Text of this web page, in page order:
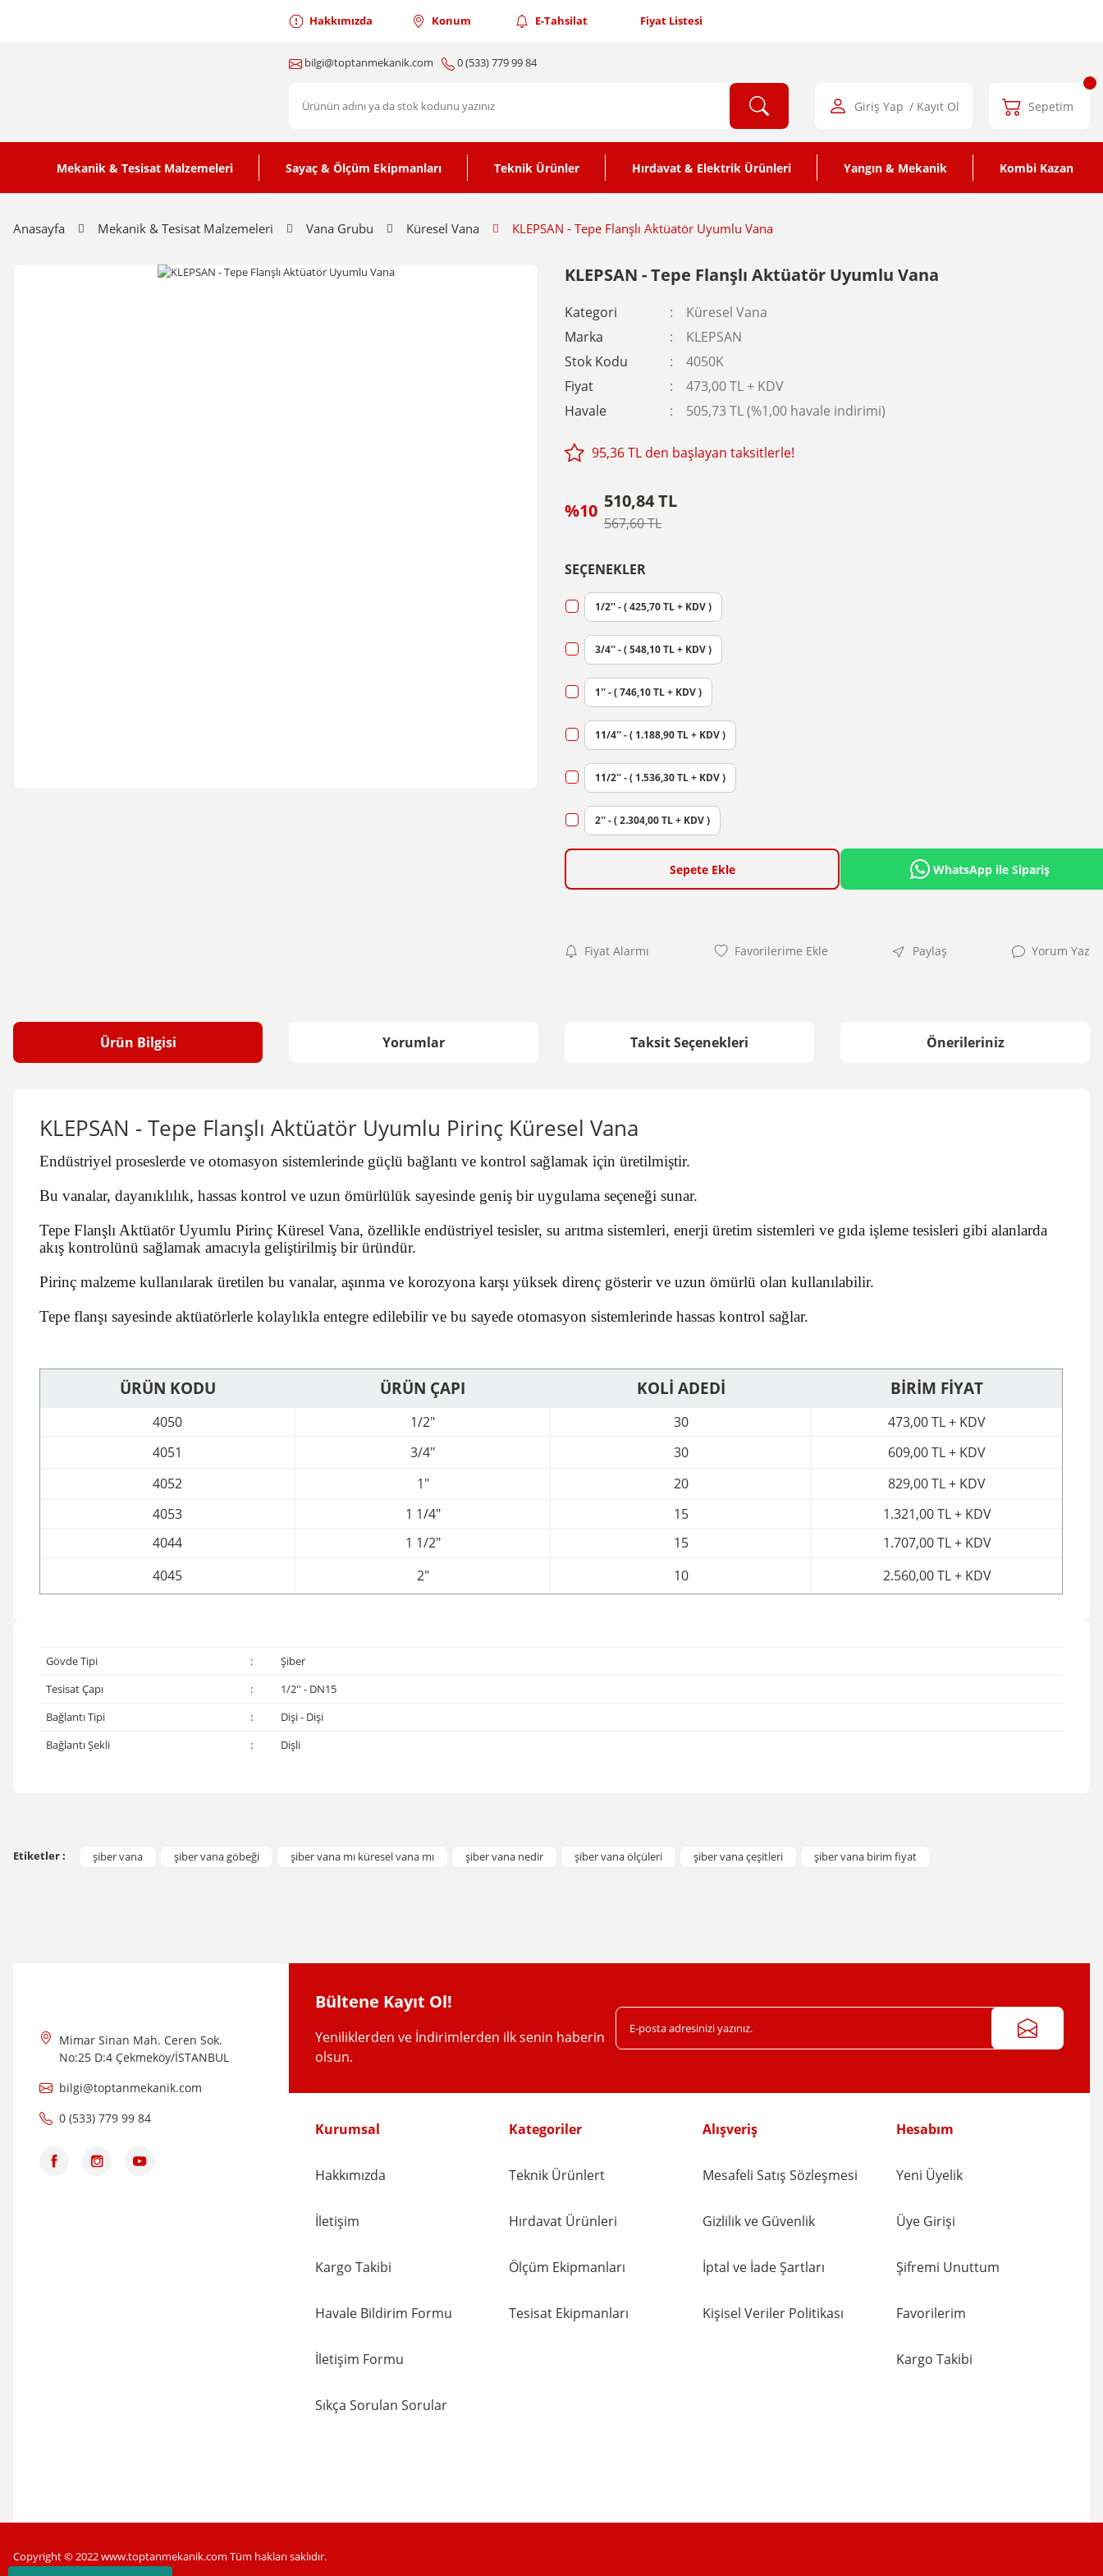
Hakkımızda Konum E-Tahsilat Fiyat Listesi
bilgi@toptanmekanik.com 0 (533) 779 99 84
Giriş Yap / Kayıt Ol Sepetim
Mekanik & Tesisat Malzemeleri Sayaç & Ölçüm Ekipmanları Teknik Ürünler Hırdavat & Elektrik Ürünleri Yangın & Mekanik Kombi Kazan
Anasayfa Mekanik & Tesisat Malzemeleri Vana Grubu Küresel Vana KLEPSAN - Tepe Flanşlı Aktüatör Uyumlu Vana
KLEPSAN - Tepe Flanşlı Aktüatör Uyumlu Vana
Kategori
Küresel Vana
Marka
KLEPSAN
Stok Kodu
4050K
Fiyat
473,00 TL + KDV
Havale
505,73 TL (%1,00 havale indirimi)
95,36 TL den başlayan taksitlerle!
%10 510,84 TL
567,60 TL
SEÇENEKLER
1/2'' - ( 425,70 TL + KDV )
3/4'' - ( 548,10 TL + KDV )
1'' - ( 746,10 TL + KDV )
11/4'' - ( 1.188,90 TL + KDV )
11/2'' - ( 1.536,30 TL + KDV )
2'' - ( 2.304,00 TL + KDV )
Sepete Ekle WhatsApp ile Sipariş
Fiyat Alarmı Paylaş Yorum Yaz
Ürün Bilgisi Yorumlar Taksit Seçenekleri Önerileriniz
KLEPSAN - Tepe Flanşlı Aktüatör Uyumlu Pirinç Küresel Vana
Endüstriyel proseslerde ve otomasyon sistemlerinde güçlü bağlantı ve kontrol sağlamak için üretilmiştir.
Bu vanalar, dayanıklılık, hassas kontrol ve uzun ömürlülük sayesinde geniş bir uygulama seçeneği sunar.
Tepe Flanşlı Aktüatör Uyumlu Pirinç Küresel Vana, özellikle endüstriyel tesisler, su arıtma sistemleri, enerji üretim sistemleri ve gıda işleme tesisleri gibi alanlarda
akış kontrolünü sağlamak amacıyla geliştirilmiş bir üründür.
Pirinç malzeme kullanılarak üretilen bu vanalar, aşınma ve korozyona karşı yüksek direnç gösterir ve uzun ömürlü olan kullanılabilir.
Tepe flanşı sayesinde aktüatörlerle kolaylıkla entegre edilebilir ve bu sayede otomasyon sistemlerinde hassas kontrol sağlar.
ÜRÜN KODU ÜRÜN ÇAPI KOLİ ADEDİ BİRİM FİYAT
4050 1/2" 30
473,00 TL + KDV
4051
3/4" 30
609,00 TL + KDV
4052
1" 20
829,00 TL + KDV
4053
1 1/4" 15
1.321,00 TL + KDV
4044
1 1/2" 15
1.707,00 TL + KDV
4045
2" 10 2.560,00 TL + KDV
Gövde Tipi :
Şiber
Tesisat Çapı
:
1/2'' - DN15
Bağlantı Tipi
:
Dişi - Dişi
Bağlantı Şekli
: Dişli
Bu ürüne ilk yorumu siz yapın!
Etiketler : şiber vana şiber vana göbeği şiber vana mı küresel vana mı şiber vana nedir şiber vana ölçüleri şiber vana çeşitleri şiber vana birim fiyat
Mimar Sinan Mah. Ceren Sok.
No:25 D:4 Çekmeköy/İSTANBUL
bilgi@toptanmekanik.com
0 (533) 779 99 84
Bültene Kayıt Ol!
Yeniliklerden ve İndirimlerden ilk senin haberin
olsun.
Kurumsal
Hakkımızda
İletişim
Kargo Takibi
Havale Bildirim Formu
İletişim Formu
Sıkça Sorulan Sorular
Kategoriler
Teknik Ürünlert
Hırdavat Ürünleri
Ölçüm Ekipmanları
Tesisat Ekipmanları
Alışveriş
Mesafeli Satış Sözleşmesi
Gizlilik ve Güvenlik
İptal ve İade Şartları
Kişisel Veriler Politikası
Hesabım
Yeni Üyelik
Üye Girişi
Şifremi Unuttum
Favorilerim
Kargo Takibi
Copyright © 2022 www.toptanmekanik.com Tüm hakları saklıdır.